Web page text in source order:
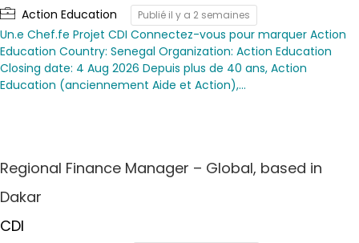
Action Education Publié il y a 2 semaines
Un.e Chef.fe Projet CDI Connectez-vous pour marquer Action
Education Country: Senegal Organization: Action Education
Closing date: 4 Aug 2026 Depuis plus de 40 ans, Action
Education (anciennement Aide et Action),…
Regional Finance Manager – Global, based in
Dakar
CDI